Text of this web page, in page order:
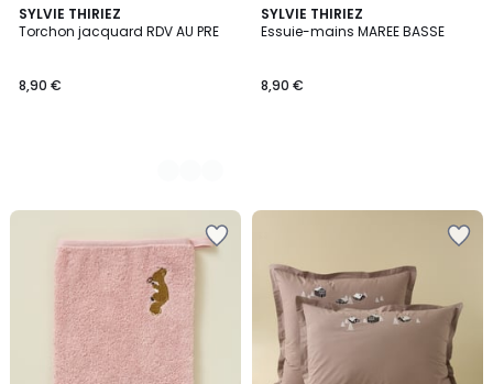
SYLVIE THIRIEZ
Torchon jacquard RDV AU PRE
8,90 €
2
Couleurs
SYLVIE THIRIEZ
Essuie-mains MAREE BASSE
8,90 €